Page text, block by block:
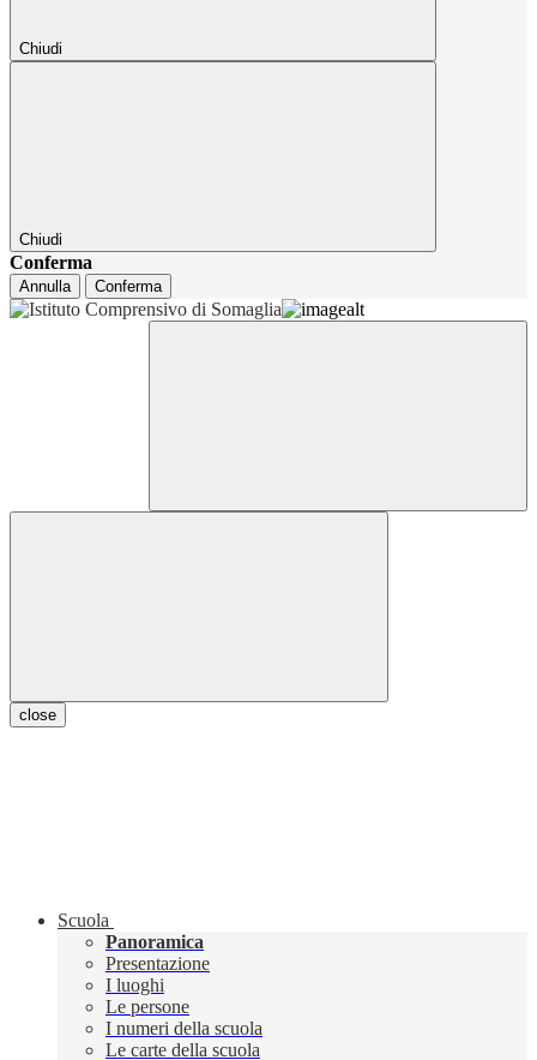
Chiudi
Chiudi
Conferma
Annulla Conferma
close
Scuola
Panoramica
Presentazione
I luoghi
Le persone
I numeri della scuola
Le carte della scuola